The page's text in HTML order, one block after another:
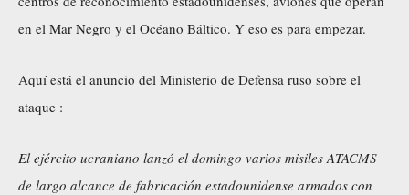
en el Mar Negro y el Océano Báltico. Y eso es para empezar.
Aquí está el anuncio del Ministerio de Defensa ruso sobre el
ataque :
El ejército ucraniano lanzó el domingo varios misiles ATACMS
de largo alcance de fabricación estadounidense armados con